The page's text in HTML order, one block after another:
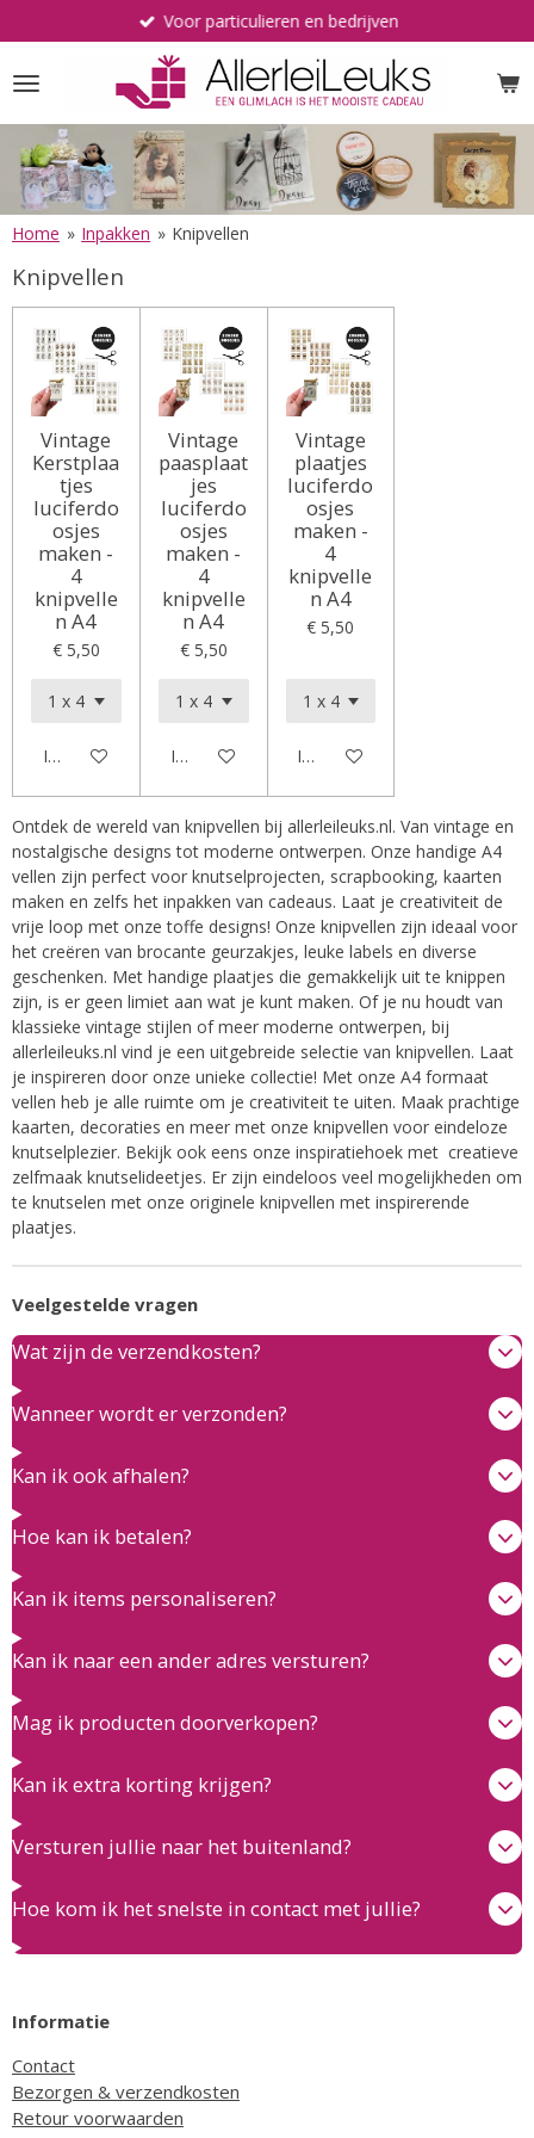
direct
naar
de
hoofdinhoud
Voor particulieren en bedrijven
Home » Inpakken » Knipvellen
Knipvellen
Vintage
Kerstplaa
tjes
luciferdo
osjes
maken -
4
knipvelle
n A4
€ 5,50
In winkelwagen
Vintage
paasplaat
jes
luciferdo
osjes
maken -
4
knipvelle
n A4
€ 5,50
In winkelwagen
Vintage
plaatjes
luciferdo
osjes
maken -
4
knipvelle
n A4
€ 5,50
In winkelwagen
Ontdek de wereld van knipvellen bij allerleileuks.nl. Van vintage en
nostalgische designs tot moderne ontwerpen. Onze handige A4
vellen zijn perfect voor knutselprojecten, scrapbooking, kaarten
maken en zelfs het inpakken van cadeaus. Laat je creativiteit de
vrije loop met onze toffe designs! Onze knipvellen zijn ideaal voor
het creëren van brocante geurzakjes, leuke labels en diverse
geschenken. Met handige plaatjes die gemakkelijk uit te knippen
zijn, is er geen limiet aan wat je kunt maken. Of je nu houdt van
klassieke vintage stijlen of meer moderne ontwerpen, bij
allerleileuks.nl vind je een uitgebreide selectie van knipvellen. Laat
je inspireren door onze unieke collectie! Met onze A4 formaat
vellen heb je alle ruimte om je creativiteit te uiten. Maak prachtige
kaarten, decoraties en meer met onze knipvellen voor eindeloze
knutselplezier. Bekijk ook eens onze inspiratiehoek met creatieve
zelfmaak knutselideetjes. Er zijn eindeloos veel mogelijkheden om
te knutselen met onze originele knipvellen met inspirerende
plaatjes.
Veelgestelde vragen
Wat zijn de verzendkosten?
Wanneer wordt er verzonden?
Kan ik ook afhalen?
Hoe kan ik betalen?
Kan ik items personaliseren?
Kan ik naar een ander adres versturen?
Mag ik producten doorverkopen?
Kan ik extra korting krijgen?
Versturen jullie naar het buitenland?
Hoe kom ik het snelste in contact met jullie?
Informatie
Contact
Bezorgen & verzendkosten
Retour voorwaarden